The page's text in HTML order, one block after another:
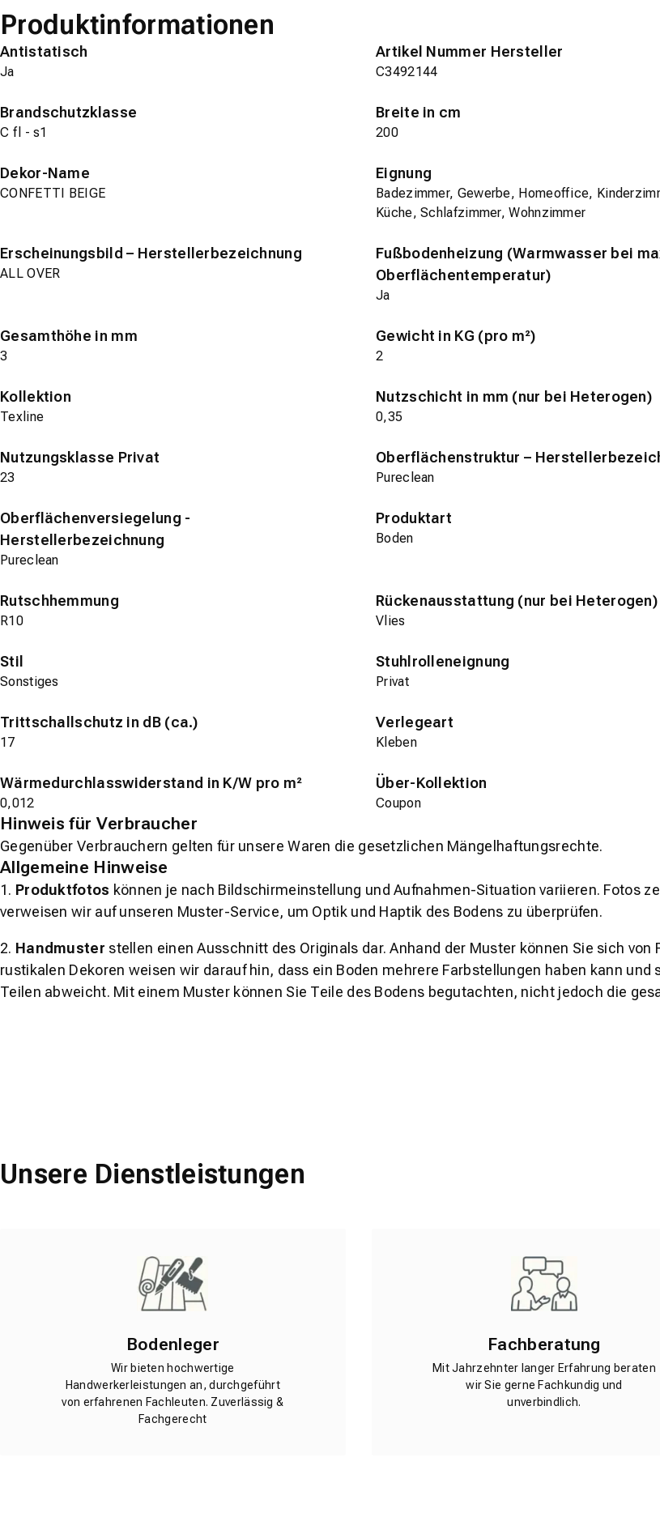
Produktinformationen
Antistatisch
Ja
Artikel Nummer Hersteller
C3492144
Brandschutzklasse
C fl - s1
Breite in cm
200
Dekor-Name
CONFETTI BEIGE
Eignung
Badezimmer, Gewerbe, Homeoffice,
Küche, Schlafzimmer, Wohnzimmer
Erscheinungsbild – Herstellerbezeichnung
ALL OVER
Fußbodenheizung (Warmwasser bei
Oberflächentemperatur)
Ja
Gesamthöhe in mm
3
Gewicht in KG (pro m²)
2
Kollektion
Texline
Nutzschicht in mm (nur bei Heterogen)
0,35
Nutzungsklasse Privat
23
Oberflächenstruktur –
Pureclean
Oberflächenversiegelung -
Herstellerbezeichnung
Pureclean
Produktart
Boden
Rutschhemmung
R10
Rückenausstattung (nur bei Heterogen)
Vlies
Stil
Sonstiges
Stuhlrolleneignung
Privat
Trittschallschutz in dB (ca.)
17
Verlegeart
Kleben
Wärmedurchlasswiderstand in K/W pro m²
0,012
Über-Kollektion
Coupon
Hinweis für Verbraucher
Gegenüber Verbrauchern gelten für unsere Waren die gesetzlichen Mängelhaftungsrechte.
Allgemeine Hinweise
1. Produktfotos können je nach Bildschirmeinstellung und Aufnahmen-Situation variieren. Fotos
verweisen wir auf unseren Muster-Service, um Optik und Haptik des Bodens zu überprüfen.
2. Handmuster stellen einen Ausschnitt des Originals dar. Anhand der Muster können Sie sich
rustikalen Dekoren weisen wir darauf hin, dass ein Boden mehrere Farbstellungen haben kann
Teilen abweicht. Mit einem Muster können Sie Teile des Bodens begutachten, nicht jedoch die
Unsere Dienstleistungen
Bodenleger
Wir bieten hochwertige
Handwerkerleistungen an, durchgeführt
von erfahrenen Fachleuten. Zuverlässig &
Fachgerecht
Fachberatung
Mit Jahrzehnter langer Erfahrung beraten
wir Sie gerne Fachkundig und
unverbindlich.